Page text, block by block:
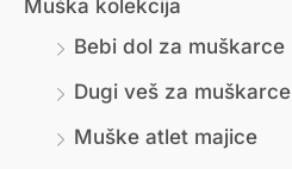
Muška kolekcija
Bebi dol za muškarce
Dugi veš za muškarce
Muške atlet majice